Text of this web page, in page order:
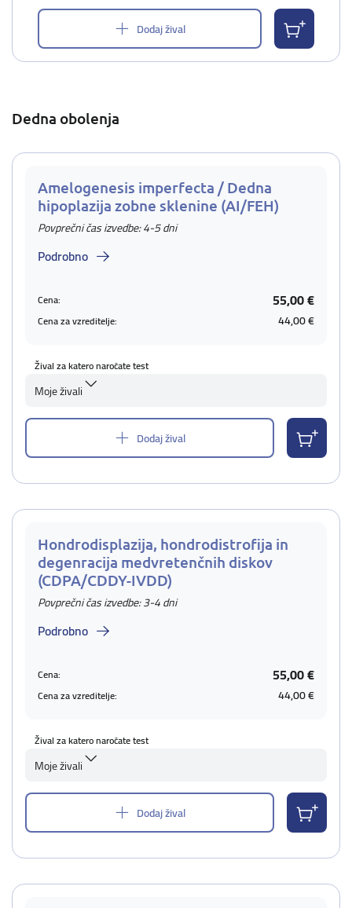
Dodaj žival
Dedna obolenja
Amelogenesis imperfecta / Dedna
hipoplazija zobne sklenine (AI/FEH)
Povprečni čas izvedbe: 4-5 dni
Podrobno
Cena: 55,00 €
Cena za vzreditelje: 44,00 €
Žival za katero naročate test
Moje živali
Dodaj žival
Hondrodisplazija, hondrodistrofija in
degenracija medvretenčnih diskov
(CDPA/CDDY-IVDD)
Povprečni čas izvedbe: 3-4 dni
Podrobno
Cena: 55,00 €
Cena za vzreditelje: 44,00 €
Žival za katero naročate test
Moje živali
Dodaj žival